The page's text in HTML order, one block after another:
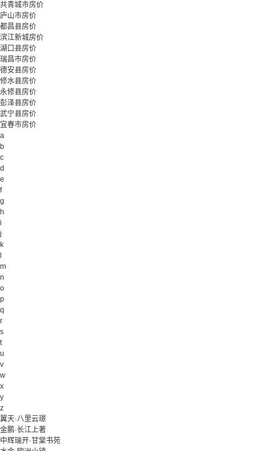
共青城市房价
庐山市房价
都昌县房价
滨江新城房价
湖口县房价
瑞昌市房价
德安县房价
修水县房价
永修县房价
彭泽县房价
武宁县房价
宜春市房价
a
b
c
d
e
f
g
h
i
j
k
m
n
o
p
q
r
s
t
u
v
w
x
y
z
翼天·八里云璟
金鹏·长江上著
中辉瑞开·甘棠书苑